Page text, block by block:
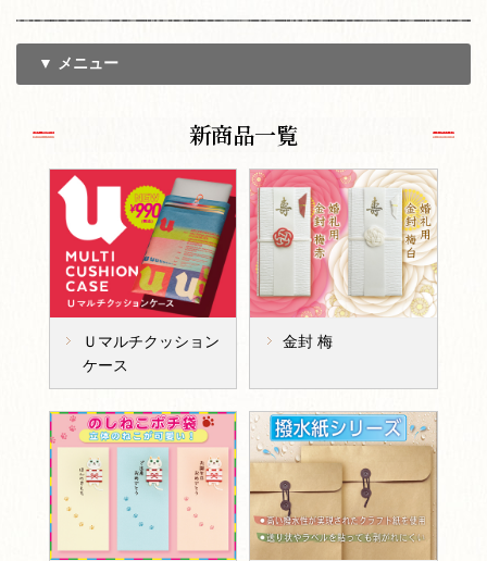
▼ メニュー
新商品一覧
Ｕマルチクッション
ケース
金封 梅